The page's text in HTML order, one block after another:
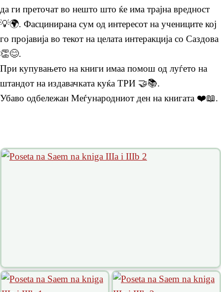
да ги преточат во нешто што ќе има трајна вредност
💡🌍. Фасцинирана сум од интересот на учениците кој
го пројавија во текот на целата интеракција со Саздова
👏😊.
При купувањето на книги имаа помош од луѓето на
штандот на издавачката куќа ТРИ 🤝📚.
Убаво одбележан Меѓународниот ден на книгата ❤️📖.